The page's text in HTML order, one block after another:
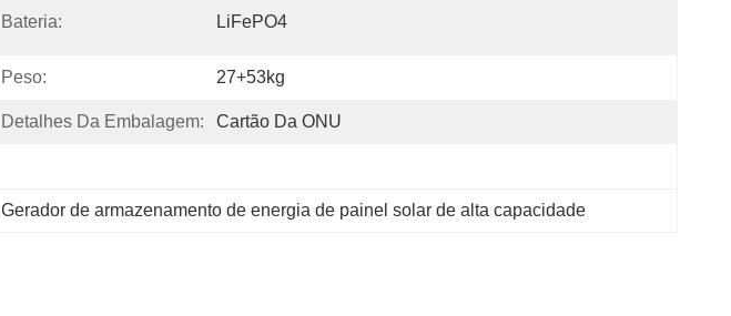
Bateria: LiFePO4
Peso: 27+53kg
Detalhes Da Embalagem: Cartão Da ONU
Gerador de armazenamento de energia de painel solar de alta capacidade